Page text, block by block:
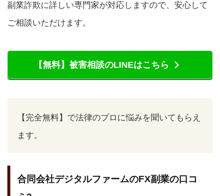
副業詐欺に詳しい専門家が対応しますので、安心して
ご相談いただけます。
【無料】被害相談のLINEはこちら
【完全無料】で法律のプロに悩みを聞いてもらえ
ます。
合同会社デジタルファームのFX副業の口コ